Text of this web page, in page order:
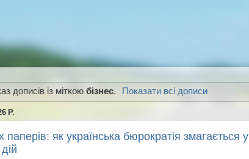
дописів із міткоюбізнес. Показати всі дописи
Р.
паперів: як українська бюрократія змагається у